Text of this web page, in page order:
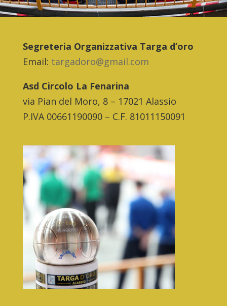
Segreteria Organizzativa Targa d’oro
Email: targadoro@gmail.com
Asd Circolo La Fenarina
via Pian del Moro, 8 – 17021 Alassio
P.IVA 00661190090 – C.F. 81011150091